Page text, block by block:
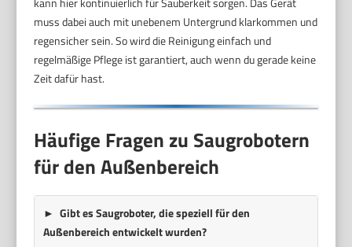
muss dabei auch mit unebenem Untergrund klarkommen und
regensicher sein. So wird die Reinigung einfach und
regelmäßige Pflege ist garantiert, auch wenn du gerade keine
Zeit dafür hast.
Häufige Fragen zu Saugrobotern
für den Außenbereich
Gibt es Saugroboter, die speziell für den
Außenbereich entwickelt wurden?